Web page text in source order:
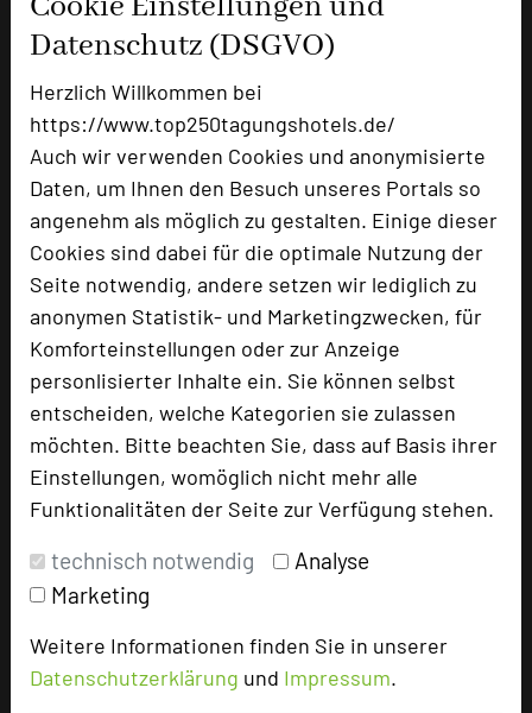
Datenschutz (DSGVO)
Herzlich Willkommen bei
https://www.top250tagungshotels.de/
Auch wir verwenden Cookies und anonymisierte
Daten, um Ihnen den Besuch unseres Portals so
angenehm als möglich zu gestalten. Einige dieser
Cookies sind dabei für die optimale Nutzung der
Seite notwendig, andere setzen wir lediglich zu
anonymen Statistik- und Marketingzwecken, für
Komforteinstellungen oder zur Anzeige
personlisierter Inhalte ein. Sie können selbst
entscheiden, welche Kategorien sie zulassen
möchten. Bitte beachten Sie, dass auf Basis ihrer
Einstellungen, womöglich nicht mehr alle
Funktionalitäten der Seite zur Verfügung stehen.
technisch notwendig
Analyse
Marketing
Weitere Informationen finden Sie in unserer
Datenschutzerklärung und Impressum.
Kontakt:
ANDERS Hotel & Tagung Walsrode
Vorbrück Hotelbetriebsges. mbH & Co.
Walsrode KG
Gottlieb-Daimler-Straße 11
29664 Walsrode
www.anderswalsrode.de
info@anderswalsrode.de
05161 6070
https://www.hotel-walsrode.de/tagung/
ANDERS Hotel Walsrode